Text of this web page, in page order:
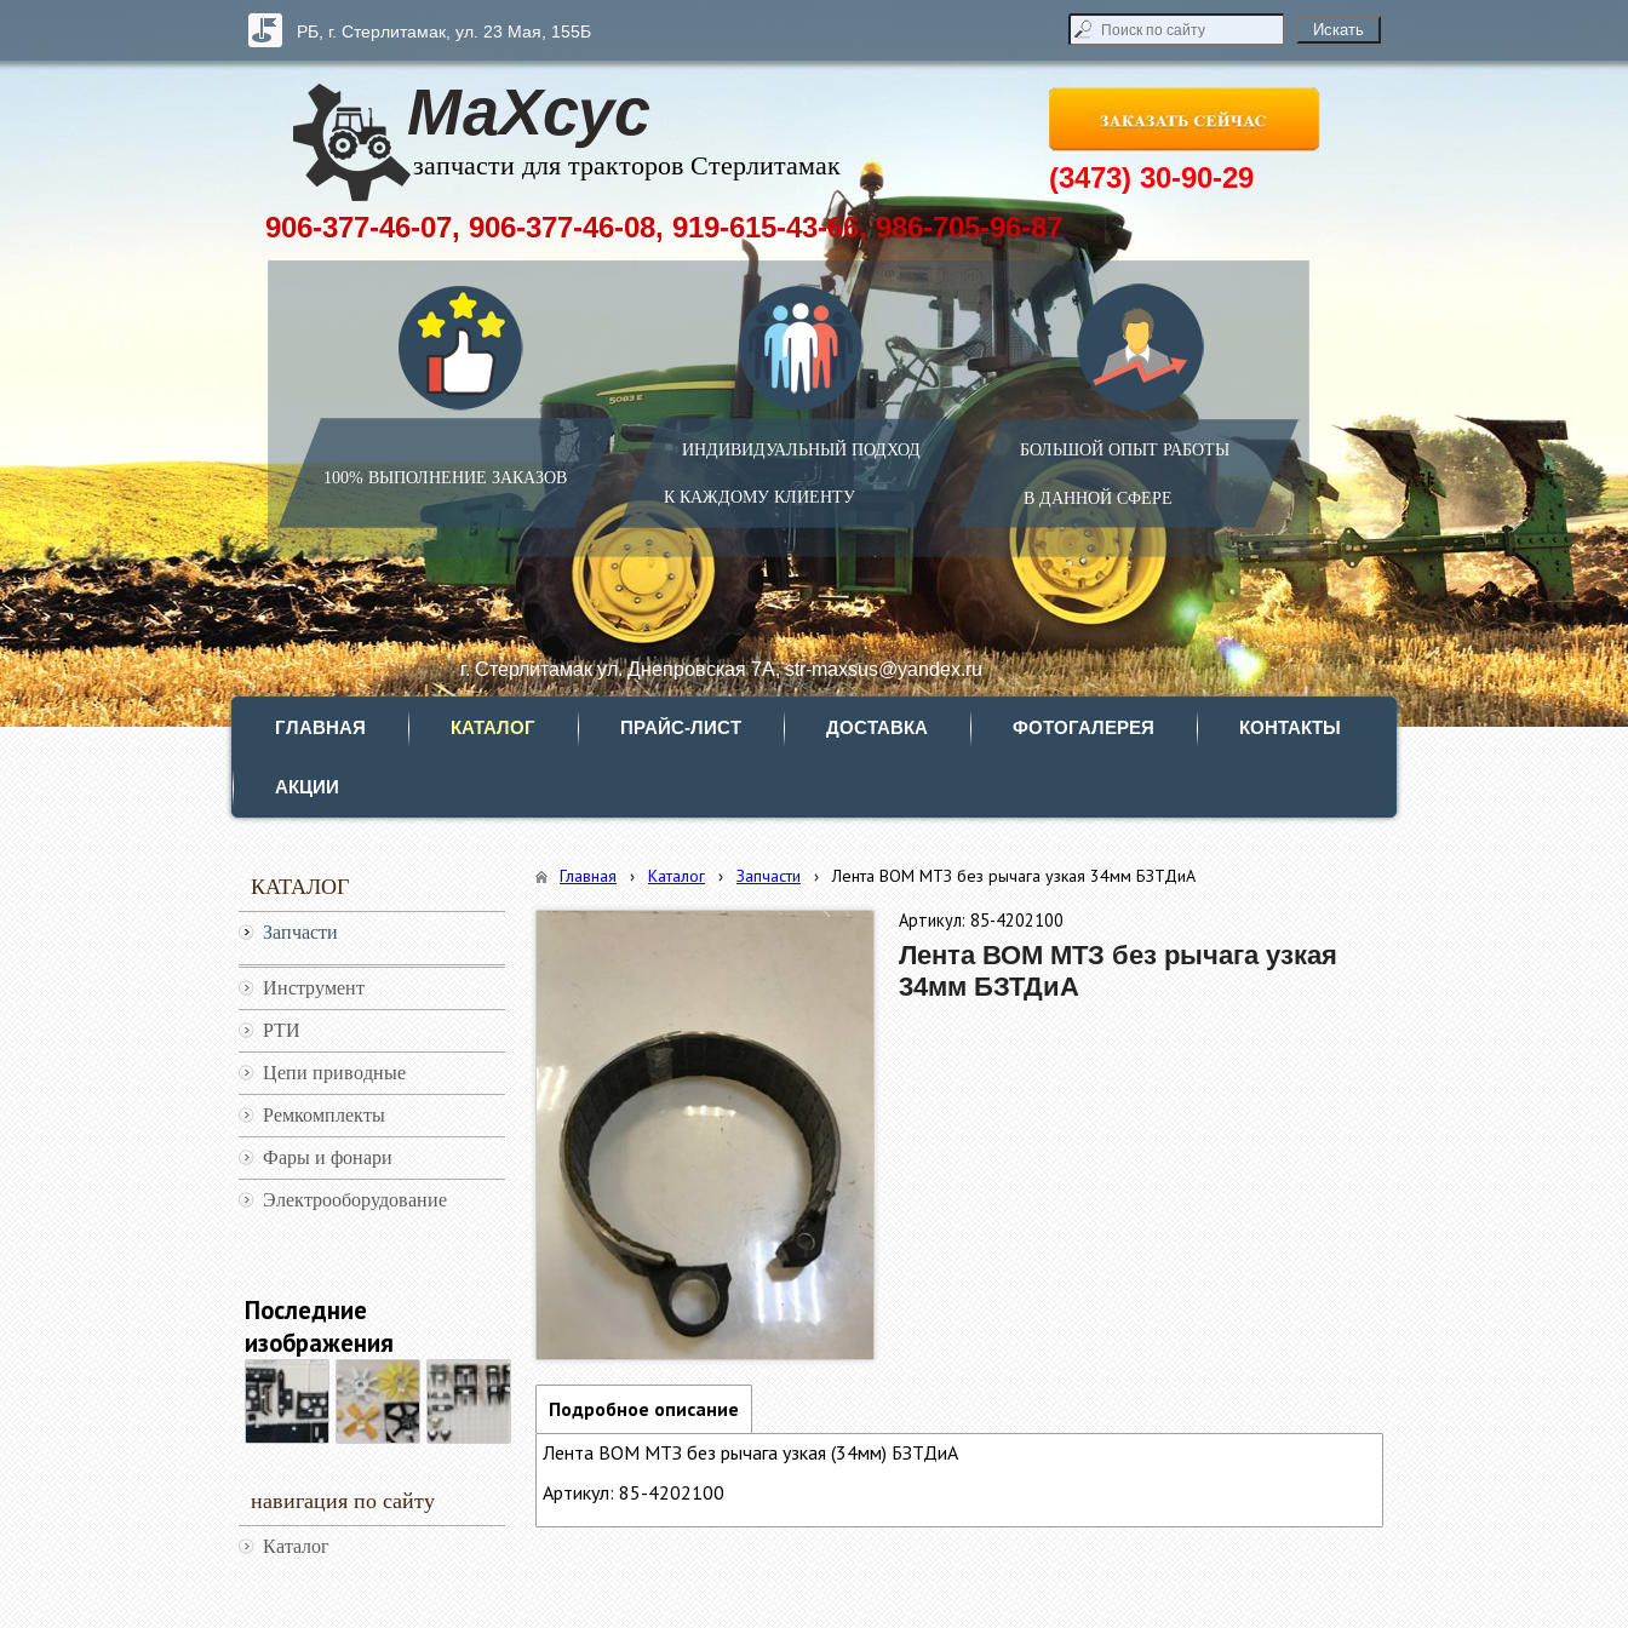
МаХсус
запчасти для тракторов Стерлитамак
100% ВЫПОЛНЕНИЕ ЗАКАЗОВ
ИНДИВИДУАЛЬНЫЙ ПОДХОД
К КАЖДОМУ КЛИЕНТУ
БОЛЬШОЙ ОПЫТ РАБОТЫ
В ДАННОЙ СФЕРЕ
РБ, г. Стерлитамак, ул. 23 Мая, 155Б
г. Стерлитамак ул. Днепровская 7А, str-maxsus@yandex.ru
906-377-46-07, 906-377-46-08, 919-615-43-66, 986-705-96-87
(3473) 30-90-29
ГЛАВНАЯ КАТАЛОГ ПРАЙС-ЛИСТ ДОСТАВКА ФОТОГАЛЕРЕЯ КОНТАКТЫ
АКЦИИ
КАТАЛОГ
Запчасти
Инструмент
РТИ
Цепи приводные
Ремкомплекты
Фары и фонари
Электрооборудование
Последние
изображения
навигация по сайту
Каталог
Главная › Каталог › Запчасти › Лента ВОМ МТЗ без рычага узкая 34мм БЗТДиА
Артикул: 85-4202100
Лента ВОМ МТЗ без рычага узкая
34мм БЗТДиА
Подробное описание
Лента ВОМ МТЗ без рычага узкая (34мм) БЗТДиА
Артикул: 85-4202100